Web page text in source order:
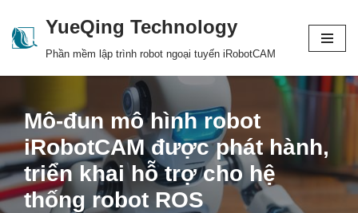
Skip
YueQing Technology
Phần mềm lập trình robot ngoại tuyến iRobotCAM
Mô-đun mô hình robot
iRobotCAM được phát hành,
triển khai hỗ trợ cho hệ
thống robot ROS